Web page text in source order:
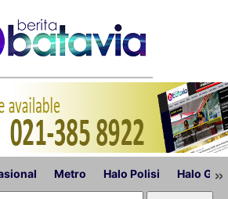
Metro Halo Polisi Halo »